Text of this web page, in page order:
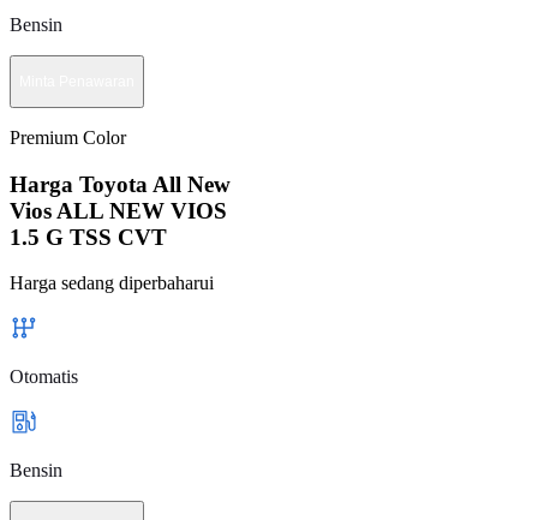
Bensin
Premium Color
Harga Toyota All New
Vios ALL NEW VIOS
1.5 G TSS CVT
Harga sedang diperbaharui
Otomatis
Bensin